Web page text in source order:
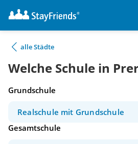
alle Städte
Welche Schule in
Grundschule
Realschule mit Grundschule
Gesamtschule